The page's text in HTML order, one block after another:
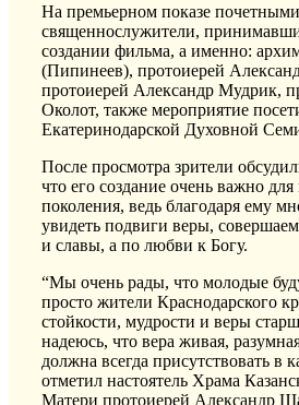
На премьерном показе
священнослужители,
создании фильма, а именно:
(Пипинеев), протоиерей
протоиерей Александр Мудрик,
Околот, также мероприятие
Екатеринодарской Духовной
После просмотра зрители
что его создание очень важно
поколения, ведь благодаря ему
увидеть подвиги веры,
и славы, а по любви к Богу.
“Мы очень рады, что молодые
просто жители Краснодарского
стойкости, мудрости и веры
надеюсь, что вера живая,
должна всегда присутствовать в
отметил настоятель Храма
Матери протоиерей Александр